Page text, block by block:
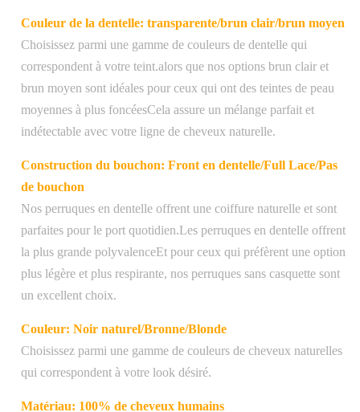
Couleur de la dentelle: transparente/brun clair/brun moyen
Choisissez parmi une gamme de couleurs de dentelle qui
correspondent à votre teint.alors que nos options brun clair et
brun moyen sont idéales pour ceux qui ont des teintes de peau
moyennes à plus foncéesCela assure un mélange parfait et
indétectable avec votre ligne de cheveux naturelle.
Construction du bouchon: Front en dentelle/Full Lace/Pas
de bouchon
Nos perruques en dentelle offrent une coiffure naturelle et sont
parfaites pour le port quotidien.Les perruques en dentelle offrent
la plus grande polyvalenceEt pour ceux qui préfèrent une option
plus légère et plus respirante, nos perruques sans casquette sont
un excellent choix.
Couleur: Noir naturel/Bronne/Blonde
Choisissez parmi une gamme de couleurs de cheveux naturelles
qui correspondent à votre look désiré.
Matériau: 100% de cheveux humains